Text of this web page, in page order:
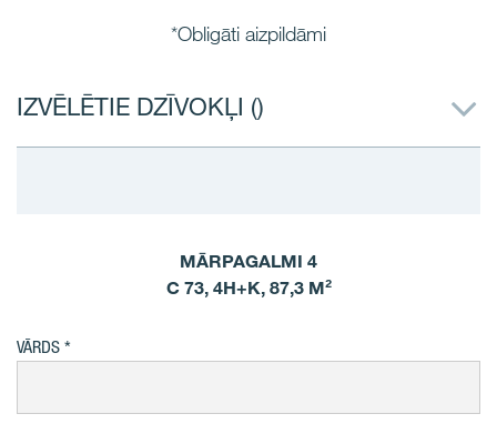
*Obligāti aizpildāmi
IZVĒLĒTIE DZĪVOKĻI ()
MĀRPAGALMI 4
C 73, 4H+K, 87,3 M²
VĀRDS